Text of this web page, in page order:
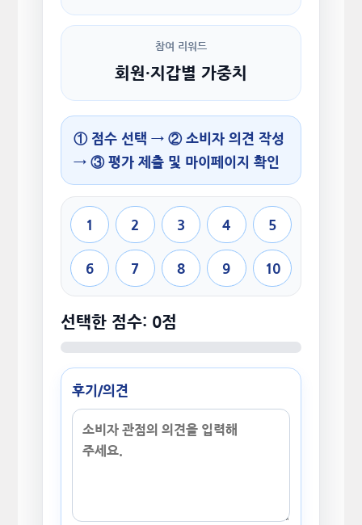
참여 리워드
회원·지갑별 가중치
① 점수 선택 → ② 소비자 의견 작성
→ ③ 평가 제출 및 마이페이지 확인
1 2 3 4 5
6 7 8 9 10
선택한 점수: 0점
후기/의견